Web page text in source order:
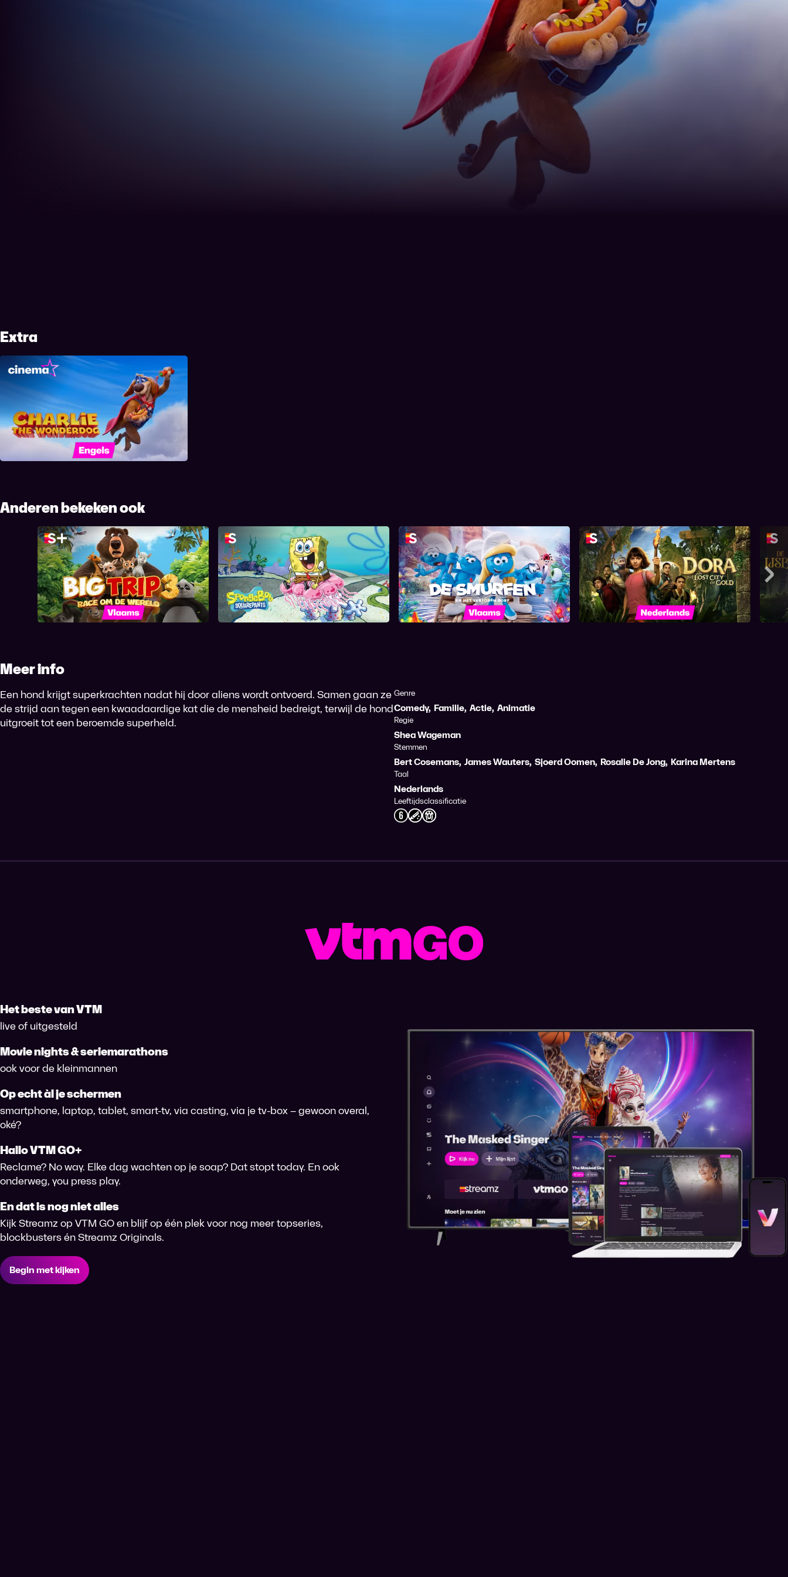
Extra
Charlie the Wonderdog
Anderen bekeken ook
Big Trip 3: Race Om De Wereld SpongeBob SquarePants
De Smurfen en het Verloren
Dorp
Dora en de Verloren Stad van
Goud
Meer info
Een hond krijgt superkrachten nadat hij door aliens wordt ontvoerd. Samen gaan ze
de strijd aan tegen een kwaadaardige kat die de mensheid bedreigt, terwijl de hond
uitgroeit tot een beroemde superheld.
Genre
Comedy, Familie, Actie, Animatie
Regie
Shea Wageman
Stemmen
Bert Cosemans, James Wauters, Sjoerd Oomen, Rosalie De Jong, Karina Mertens
Taal
Nederlands
Leeftijdsclassificatie
Het beste van VTM
live of uitgesteld
Movie nights & seriemarathons
ook voor de kleinmannen
Op echt àl je schermen
smartphone, laptop, tablet, smart-tv, via casting, via je tv-box – gewoon overal,
oké?
Hallo VTM GO+
Reclame? No way. Elke dag wachten op je soap? Dat stopt today. En ook
onderweg, you press play.
En dat is nog niet alles
Kijk Streamz op VTM GO en blijf op één plek voor nog meer topseries,
blockbusters én Streamz Originals.
Begin met kijken